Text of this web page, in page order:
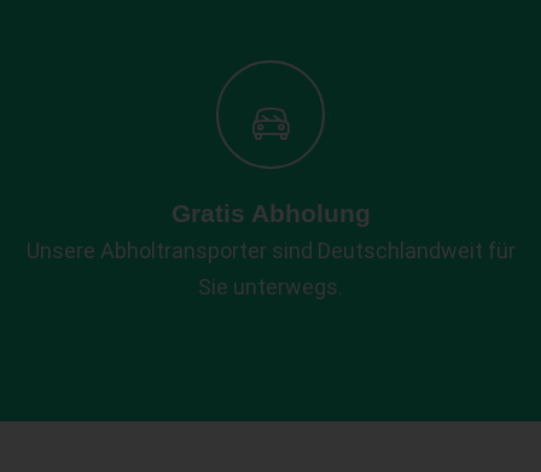
Gratis Abholung
Unsere Abholtransporter sind Deutschlandweit für
Sie unterwegs.